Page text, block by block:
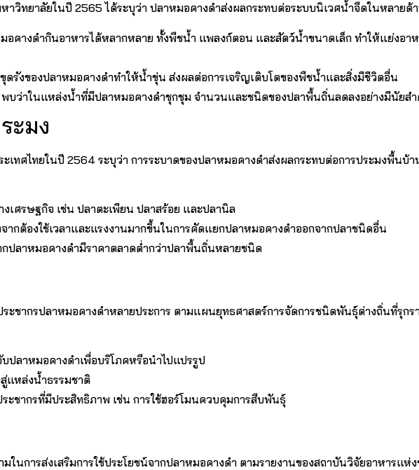
วิทยาลัยในปี 2565 ได้ระบุว่า ปลาหมอคางดำส่งผลกระทบต่อระบบนิเวศน้ำจืดในหลายด้
อคางดำกินอาหารได้หลากหลาย ทั้งพืชน้ำ แพลงก์ตอน และสัตว์น้ำขนาดเล็ก ทำให้แย่งอา
ดรังของปลาหมอคางดำทำให้น้ำขุ่น ส่งผลต่อการเจริญเติบโตของพืชน้ำและสิ่งมีชีวิตอื่น
บว่าในแหล่งน้ำที่มีปลาหมอคางดำชุกชุม จำนวนและชนิดของปลาพื้นถิ่นลดลงอย่างมีนัยส
ะมง
เทศไทยในปี 2564 ระบุว่า การระบาดของปลาหมอคางดำส่งผลกระทบต่อการประมงพื้นบ้
ศรษฐกิจ เช่น ปลาตะเพียน ปลาสร้อย และปลานิล
ากต้องใช้เวลาและแรงงานมากขึ้นในการคัดแยกปลาหมอคางดำออกจากปลาชนิดอื่น
กปลาหมอคางดำมีราคาตลาดต่ำกว่าปลาพื้นถิ่นหลายชนิด
ะชากรปลาหมอคางดำหลายประการ ตามแผนยุทธศาสตร์การจัดการชนิดพันธุ์ต่างถิ่นที่รุกร
ปลาหมอคางดำเพื่อบริโภคหรือนำไปแปรรูป
แหล่งน้ำธรรมชาติ
ะชากรที่มีประสิทธิภาพ เช่น การใช้ฮอร์โมนควบคุมการสืบพันธุ์
นการส่งเสริมการใช้ประโยชน์จากปลาหมอคางดำ ตามรายงานของสถาบันวิจัยอาหารแห่